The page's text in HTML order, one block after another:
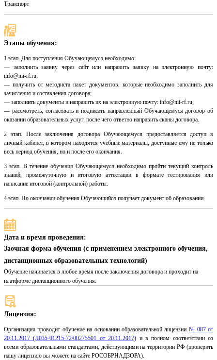
Транспорт
Этапы обучения:
1 этап. Для поступления Обучающемуся необходимо:
— заполнить заявку через сайт или направить заявку на электронную почту:
info@nii-rf.ru;
— получить от методиста пакет документов, которые необходимо заполнить для
зачисления и составления договора;
— заполнить документы и направить их на электронную почту: info@nii-rf.ru;
— рассмотреть, согласовать и подписать направленный Обучающемуся договор об
оказании образовательных услуг, после чего ответно направить сканы договора.
2 этап. После заключения договора Обучающемуся предоставляется доступ в
личный кабинет, в котором находятся учебные материалы, доступные ему не только
весь период обучения, но и после его окончания.
3 этап. В течение обучения Обучающемуся необходимо пройти текущий контроль
знаний, промежуточную и итоговую аттестации в формате тестирования или
написание итоговой (контрольной) работы.
4 этап. По окончании обучения Обучающийся получает документ об образовании.
Дата и время проведения:
Заочная форма обучения (с применением электронного обучения,
дистанционных образовательных технологий)
Обучение начинается в любое время после заключения договора и проходит на
платформе дистанционного обучения.
Лицензия:
Организация проводит обучение на основании образовательной лицензии № 087 от
20.11.2017 (Л035-01215-72/00275501 от 20.11.2017) и в полном соответствии со
всеми образовательными стандартами, действующими на территории РФ (проверить
нашу лицензию вы можете на сайте РОСОБРНАДЗОРА).